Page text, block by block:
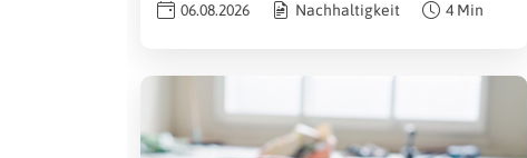
06.08.2026 Nachhaltigkeit 4 Min